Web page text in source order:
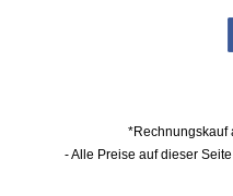
*Rechnungskauf
- Alle Preise auf dieser